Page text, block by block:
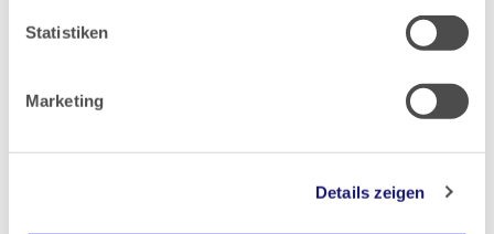
Statistiken
Marketing
Details zeigen
Zum Artikel